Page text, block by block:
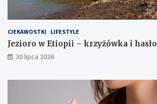
CIEKAWOSTKI LIFESTYLE
Jezioro w Etiopii – krzyżówka i hasło
30 lipca 2026